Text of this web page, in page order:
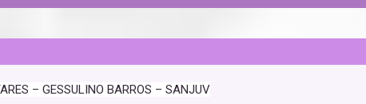
– GESSULINO BARROS – SANJUV